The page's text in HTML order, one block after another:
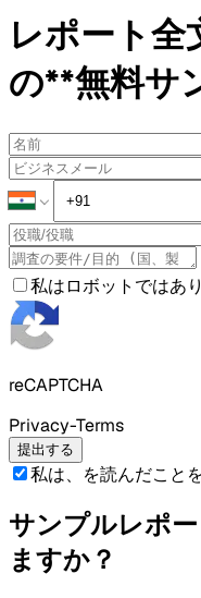
レポート全
の**無料サ
私はロボットではあ
reCAPTCHA
Privacy-Terms
提出する
私は、を読んだこと
サンプルレポ
ますか？